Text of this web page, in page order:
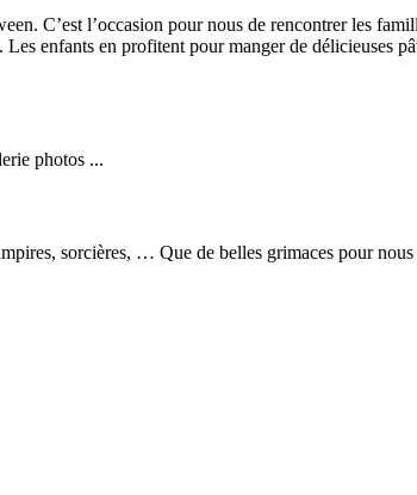
C’est l’occasion pour nous de rencontrer les
enfants en profitent pour manger de délicieuses
photos ...
sorcières, … Que de belles grimaces pour